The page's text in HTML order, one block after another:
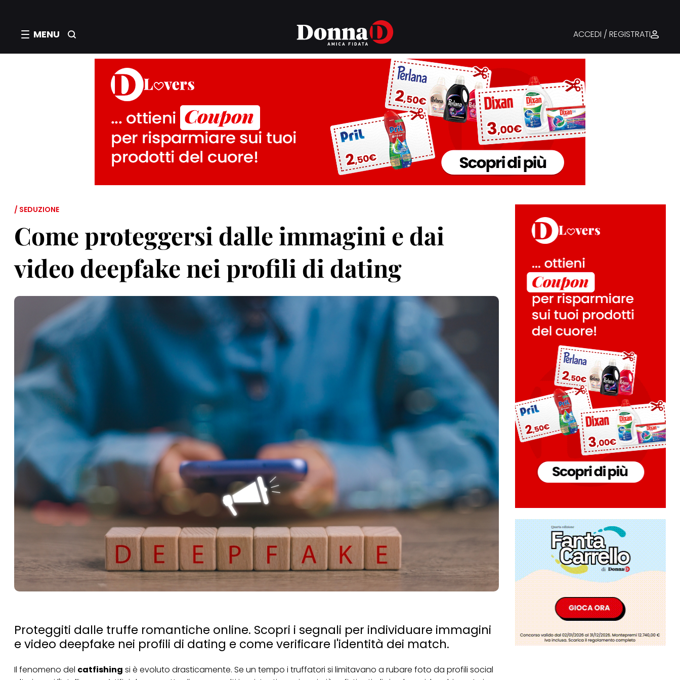
MENU ACCEDI / REGISTRATI
/ SEDUZIONE
Come proteggersi dalle immagini e dai
video deepfake nei profili di dating
Proteggiti dalle truffe romantiche online. Scopri i segnali per individuare immagini
e video deepfake nei profili di dating e come verificare l'identità dei match.
Il fenomeno del catfishing si è evoluto drasticamente. Se un tempo i truffatori si limitavano a rubare foto da profili social